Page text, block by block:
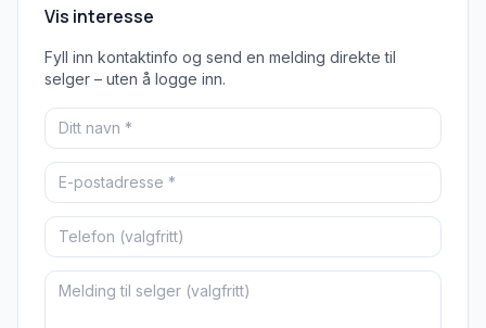
Vis interesse
Fyll inn kontaktinfo og send en melding direkte til
selger – uten å logge inn.